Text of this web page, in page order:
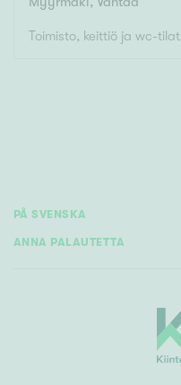
Toimisto, keittiö ja wc-tilat
PÅ SVENSKA
ANNA PALAUTETTA